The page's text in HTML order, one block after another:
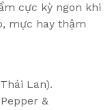
cực kỳ ngon khi
mực hay thậm
Lan).
&